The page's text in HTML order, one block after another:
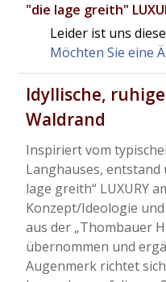
"die lage greith"
Leider ist uns
Möchten Sie eine
Idyllische,
Waldrand
Inspiriert vom
Langhauses, entstand
lage greith“ LUXURY
Konzept/Ideologie
aus der „Thombauer
übernommen und
Augenmerk richtet